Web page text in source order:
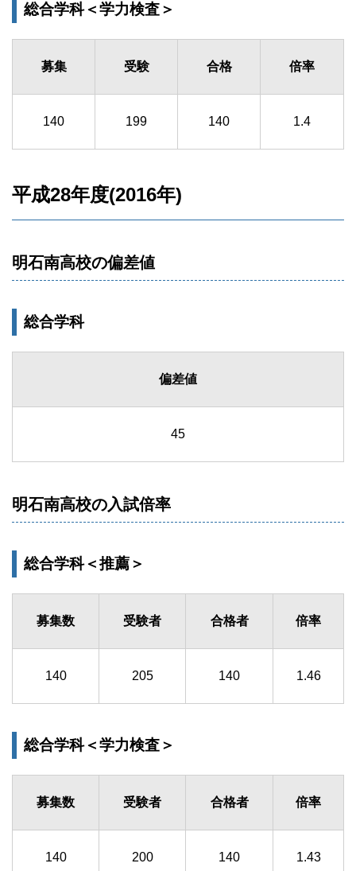
総合学科＜学力検査＞
募集 受験 合格 倍率
140 199 140 1.4
平成28年度(2016年)
明石南高校の偏差値
総合学科
偏差値
45
明石南高校の入試倍率
総合学科＜推薦＞
募集数 受験者 合格者 倍率
140 205 140 1.46
総合学科＜学力検査＞
募集数 受験者 合格者 倍率
140 200 140 1.43